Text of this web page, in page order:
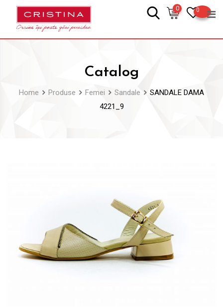
0
0
Catalog
Home Produse Femei Sandale
SANDALE DAMA
4221_9